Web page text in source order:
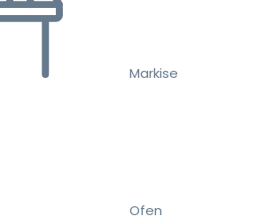
Markise
Ofen